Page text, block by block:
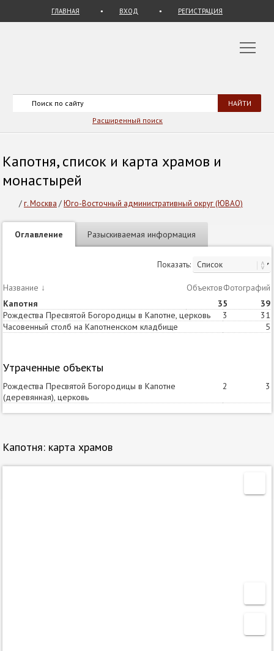
ГЛАВНАЯ ВХОД РЕГИСТРАЦИЯ
Расширенный поиск
Капотня, список и карта храмов и
монастырей
/г. Москва /Юго-Восточный административный округ (ЮВАО)
Оглавление Разыскиваемая информация
Показать:
Название ↓ ОбъектовСтатей
Фотографий
Капотня
35 39
Рождества Пресвятой Богородицы в Капотне, церковь 3 31
Часовенный столб на Капотненском кладбище 5
Утраченные объекты
Рождества Пресвятой Богородицы в Капотне
(деревянная), церковь
2 3
Капотня: карта храмов